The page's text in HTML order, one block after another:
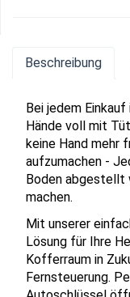
Beschreibung
Bei jedem
Hände voll mit
keine Hand mehr
aufzumachen -
Boden abgestellt
machen.
Mit unserer
Lösung für Ihre
Kofferraum in
Fernsteuerung.